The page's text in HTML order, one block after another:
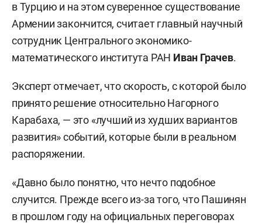
в Турцию и на этом суверенное существование
Армении закончится, считает главный научный
сотрудник Центрального экономико-
математического института РАН Иван Грачев.
Эксперт отмечает, что скорость, с которой было
принято решение относительно Нагорного
Карабаха, — это «лучший из худших вариантов
развития» событий, которые были в реальном
распоряжении.
«Давно было понятно, что нечто подобное
случится. Прежде всего из-за того, что Пашинян
в прошлом году на официальных переговорах